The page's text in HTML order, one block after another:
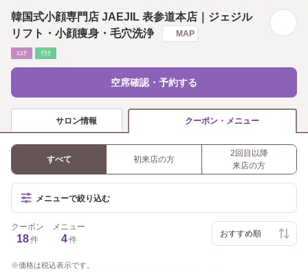
韓国式小顔専門店 JAEJIL 表参道本店｜ジェジル
リフト・小顔痩身・毛穴洗浄
MAP
ｴｽﾃ ﾘﾗｸ
空席確認・予約する
サロン情報 クーポン・メニュー
すべて 初来店の方
2回目以降
来店の方
メニューで絞り込む
クーポン
18件
メニュー
4件
価格は税込表示です。